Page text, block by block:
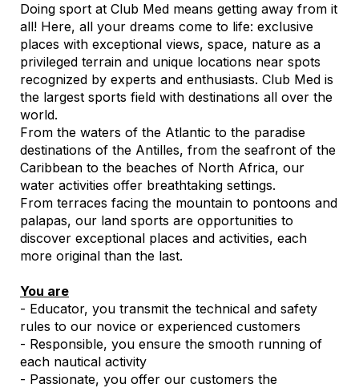
Doing sport at Club Med means getting away from it
all! Here, all your dreams come to life: exclusive
places with exceptional views, space, nature as a
privileged terrain and unique locations near spots
recognized by experts and enthusiasts. Club Med is
the largest sports field with destinations all over the
world.
From the waters of the Atlantic to the paradise
destinations of the Antilles, from the seafront of the
Caribbean to the beaches of North Africa, our
water activities offer breathtaking settings.
From terraces facing the mountain to pontoons and
palapas, our land sports are opportunities to
discover exceptional places and activities, each
more original than the last.
You are
- Educator, you transmit the technical and safety
rules to our novice or experienced customers
- Responsible, you ensure the smooth running of
each nautical activity
- Passionate, you offer our customers the